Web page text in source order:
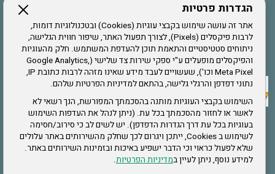
הגדרות פרטיות
אתר זה עושה שימוש בקבצי עוגיות (Cookies) ובטכנולוגיות דומות,
לרבות פיקסלים (Pixels), לצורך תפעול האתר, שיפור חווית הגלישה,
ניתוחים סטטיסטיים והתאמת תוכן להעדפת המשתמש. חלק מהעוגיות
והפיקסלים מופעלים ע"י ספקי שירות צד שלישי (Google Analytics,
Meta Pixel וכו'), שעשויים לעבד מידע שאינו מזהה לרבות כתובת IP,
נתוני דפדפן והרגלי גלישה, בהתאם למדיניות הפרטיות שלהם.
השימוש בקבצי העוגיות מותנה בהסכמתך המפורשת, הנך רשאי לא
לאשר או לחזור מהסכמתך בכל עת. (ניתן לנהל את העדפות השימוש
בעוגיות בכל עת דרך הגדרות הדפדפן). יש לשים לב כי סירוב/חסימה
לשימוש ב Cookies, ייתכן ויגרום לכך שחלק מהשירותים באתר עלולים
שלא לפעול כראוי וכי הדבר ישפיע באיכות ובזמינות השירותים באתר.
למידע נוסף, ניתן לעיין במדיניות הפרטיות.
אתר צה"ל
תקנון האתר
שירותים
תעסוקה